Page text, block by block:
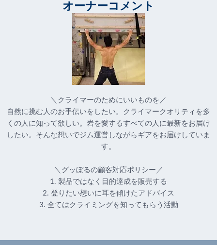
オーナーコメント
＼クライマーのためにいいものを／
自然に挑む人のお手伝いをしたい。クライマークオリティを多
くの人に知って欲しい。岩を愛するすべての人に最新をお届け
したい。そんな想いでジム運営しながらギアをお届けしていま
す。
＼グッぼるの顧客対応ポリシー／
1. 製品ではなく目的達成を販売する
2. 登りたい想いに耳を傾けたアドバイス
3. 全てはクライミングを知ってもらう活動